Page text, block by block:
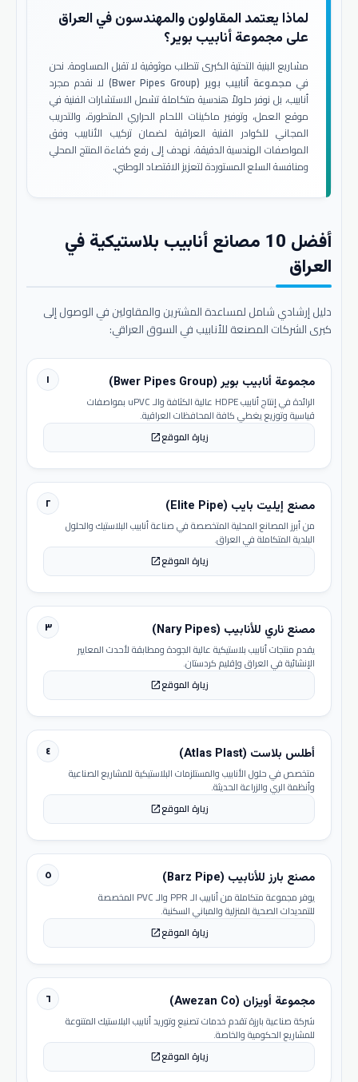
لماذا يعتمد المقاولون والمهندسون في العراق
على مجموعة أنابيب بوير؟
مشاريع البنية التحتية الكبرى تتطلب موثوقية لا تقبل المساومة. نحن
في مجموعة أنابيب بوير (Bwer Pipes Group)
لا نقدم مجرد
أنابيب، بل نوفر حلولاً هندسية متكاملة تشمل الاستشارات الفنية في
موقع العمل، وتوفير ماكينات اللحام الحراري المتطورة، والتدريب
المجاني للكوادر الفنية العراقية لضمان تركيب الأنابيب وفق
المواصفات الهندسية الدقيقة. نهدف إلى رفع كفاءة المنتج المحلي
ومنافسة السلع المستوردة لتعزيز الاقتصاد الوطني.
أفضل 10 مصانع أنابيب بلاستيكية في
العراق
دليل إرشادي شامل لمساعدة المشترين والمقاولين في الوصول إلى
كبرى الشركات المصنعة للأنابيب في السوق العراقي:
١ مجموعة أنابيب بوير (Bwer Pipes Group)
الرائدة في إنتاج أنابيب HDPE عالية الكثافة والـ uPVC بمواصفات
قياسية وتوزيع يغطي كافة المحافظات العراقية.
زيارة الموقعopen_in_new
٢ مصنع إيليت بايب (Elite Pipe)
من أبرز المصانع المحلية المتخصصة في صناعة أنابيب البلاستيك والحلول
البلدية المتكاملة في العراق.
زيارة الموقعopen_in_new
٣ مصنع ناري للأنابيب (Nary Pipes)
يقدم منتجات أنابيب بلاستيكية عالية الجودة ومطابقة لأحدث المعايير
الإنشائية في العراق وإقليم كردستان.
زيارة الموقعopen_in_new
٤ أطلس بلاست (Atlas Plast)
متخصص في حلول الأنابيب والمستلزمات البلاستيكية للمشاريع الصناعية
وأنظمة الري والزراعة الحديثة.
زيارة الموقعopen_in_new
٥ مصنع بارز للأنابيب (Barz Pipe)
يوفر مجموعة متكاملة من أنابيب الـ PPR والـ PVC المخصصة
للتمديدات الصحية المنزلية والمباني السكنية.
زيارة الموقعopen_in_new
٦ مجموعة أويزان (Awezan Co)
شركة صناعية بارزة تقدم خدمات تصنيع وتوريد أنابيب البلاستيك المتنوعة
للمشاريع الحكومية والخاصة.
زيارة الموقعopen_in_new